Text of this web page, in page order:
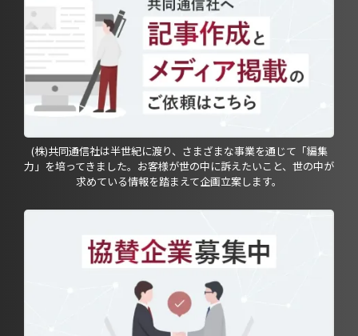
(株)共同通信社は半世紀に渡り、さまざまな事業を通じて「編集
力」を培ってきました。お客様が世の中に訴えたいこと、世の中が
求めている情報を踏まえて企画立案します。